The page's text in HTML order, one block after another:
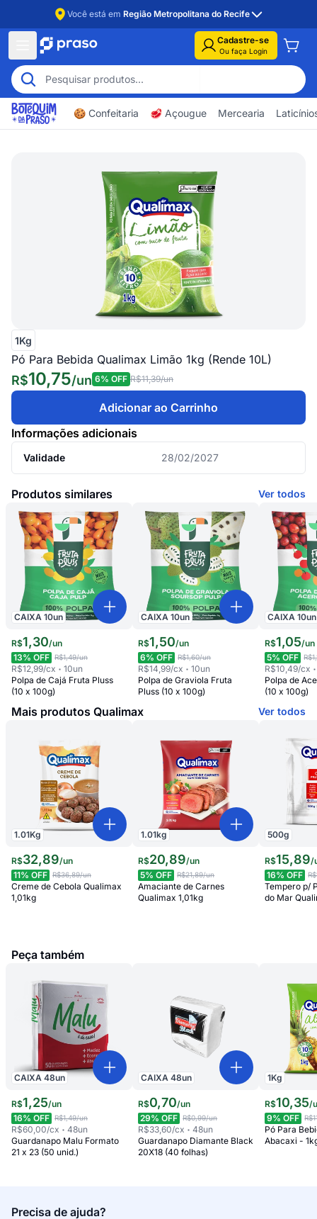
Você está em Região Metropolitana do Recife
Cadastre-se
Ou faça Login
🍪 Confeitaria 🥩 Açougue Mercearia
Informações adicionais
Validade 28/02/2027
1Kg
Pó Para Bebida Qualimax Limão 1kg (Rende 10L)
R$10,75/un 6% OFF R$11,39/un
Adicionar ao Carrinho
Produtos similares Ver todos
CAIXA 10un
R$1,30/un
13% OFF R$1,49/un
R$12,99/cx 10un
Polpa de Cajá Fruta Pluss
(10 x 100g)
CAIXA10un
R$1,50/un
6% OFF R$1,60/un
R$14,99/cx 10un
Polpa de Graviola Fruta
Pluss (10 x 100g)
CAIXA10un
R$1,05/un
5% OFF
R$10,49/cx
Polpa de
(10 x 100g)
Mais produtos Qualimax Ver todos
1.01Kg
R$32,89/un
11% OFF R$36,89/un
Creme de Cebola Qualimax
1,01kg
1.01kg
R$20,89/un
5% OFF R$21,89/un
Amaciante de Carnes
Qualimax 1,01kg
500g
R$15,89/
16% OFF
Tempero p/
do Mar
Peça também
CAIXA 48un
R$1,25/un
16% OFF R$1,49/un
R$60,00/cx 48un
Guardanapo Malu Formato
21 x 23 (50 unid.)
CAIXA48un
R$0,70/un
29% OFF R$0,99/un
R$33,60/cx 48un
Guardanapo Diamante Black
20X18 (40 folhas)
1Kg
R$10,35/
9% OFF
Pó Para
Abacaxi -
Precisa de ajuda?